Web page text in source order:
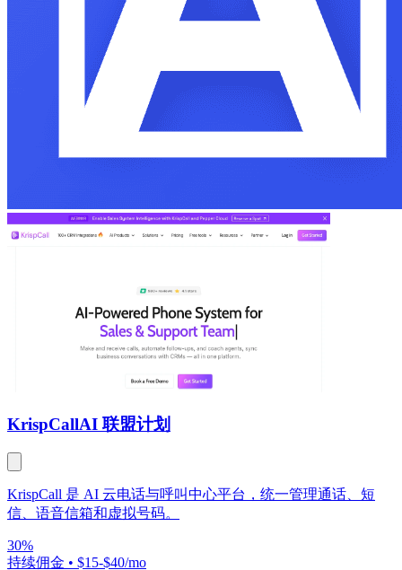
KrispCallAI 联盟计划
KrispCall 是 AI 云电话与呼叫中心平台，统一管理通话、短
信、语音信箱和虚拟号码。
30%
持续佣金 • $15-$40/mo